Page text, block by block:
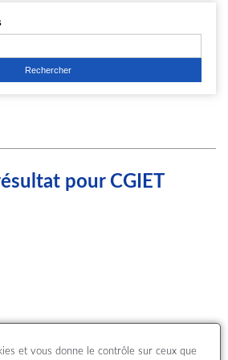
pour CGIET
et vous donne le contrôle sur ceux que